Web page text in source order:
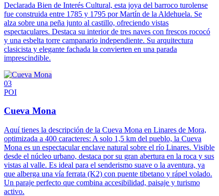
Declarada Bien de Interés Cultural, esta joya del barroco turolense
fue construida entre 1785 y 1795 por Martín de la Aldehuela. Se
alza sobre una peña junto al castillo, ofreciendo vistas
espectaculares. Destaca su interior de tres naves con frescos rococó
y una esbelta torre campanario independiente. Su arquitectura
clasicista y elegante fachada la convierten en una parada
imprescindible.
03
POI
Cueva Mona
Aquí tienes la descripción de la Cueva Mona en Linares de Mora,
optimizada a 400 caracteres: A solo 1,5 km del pueblo, la Cueva
Mona es un espectacular enclave natural sobre el río Linares. Visible
desde el núcleo urbano, destaca por su gran abertura en la roca y sus
vistas al valle. Es ideal para el senderismo suave o la aventura, ya
que alberga una vía ferrata (K2) con puente tibetano y rápel volado.
Un paraje perfecto que combina accesibilidad, paisaje y turismo
activo.